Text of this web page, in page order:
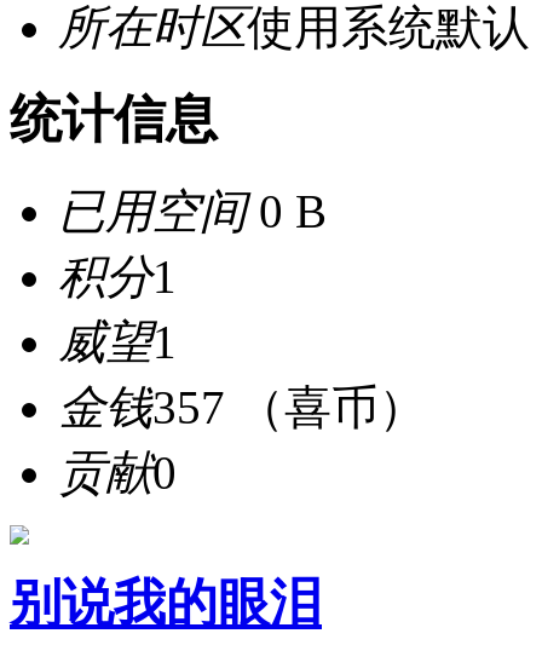
所在时区使用系统默认
统计信息
已用空间0 B
积分1
威望1
金钱357 （喜币）
贡献0
别说我的眼泪